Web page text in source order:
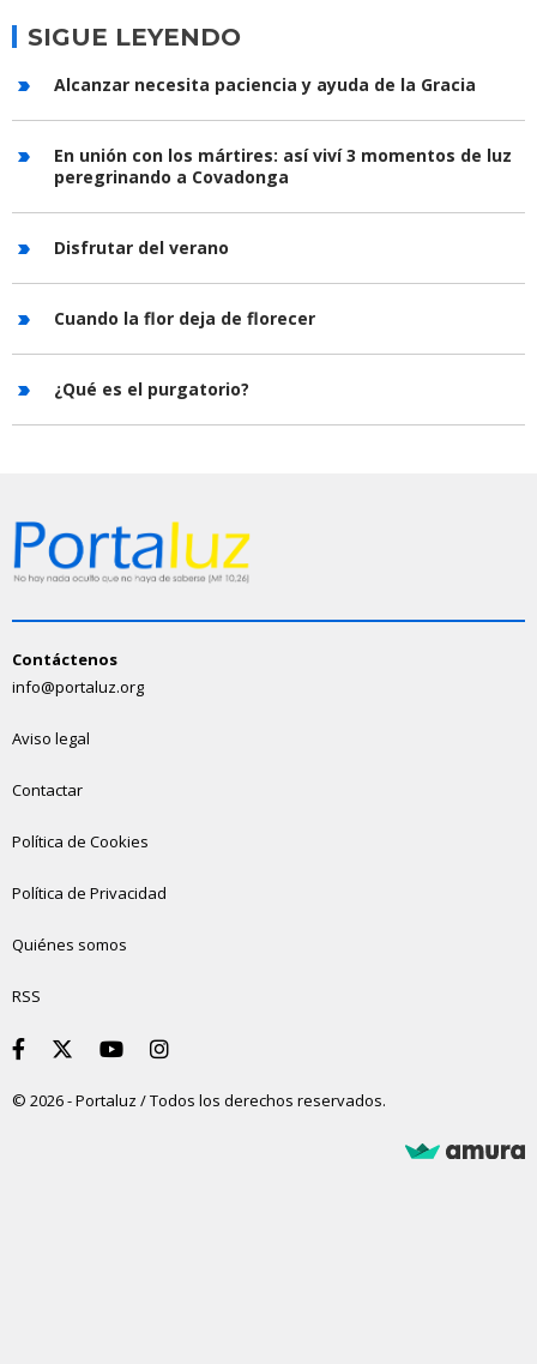
SIGUE LEYENDO
Alcanzar necesita paciencia y ayuda de la Gracia
En unión con los mártires: así viví 3 momentos de luz
peregrinando a Covadonga
Disfrutar del verano
Cuando la flor deja de florecer
¿Qué es el purgatorio?
Contáctenos
info@portaluz.org
Aviso legal
Contactar
Política de Cookies
Política de Privacidad
Quiénes somos
RSS
© 2026 - Portaluz / Todos los derechos reservados.